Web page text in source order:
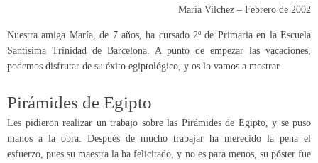
María Vilchez – Febrero de 2002
Nuestra amiga María, de 7 años, ha cursado 2º de Primaria en la Escuela
Santísima Trinidad de Barcelona. A punto de empezar las vacaciones,
podemos disfrutar de su éxito egiptológico, y os lo vamos a mostrar.
Pirámides de Egipto
Les pidieron realizar un trabajo sobre las Pirámides de Egipto, y se puso
manos a la obra. Después de mucho trabajar ha merecido la pena el
esfuerzo, pues su maestra la ha felicitado, y no es para menos, su póster fue